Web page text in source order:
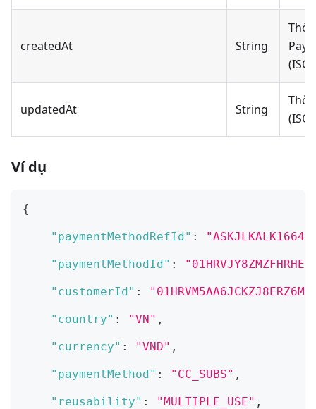
createdAt String
Thời
(ISO
updatedAt String
Thời
(ISO
Ví dụ
{
"paymentMethodRefId" :
"paymentMethodId" :
"customerId" :
"country" : "VN" ,
"currency" : "VND" ,
"paymentMethod" : "CC_SUBS" ,
"reusability" : "MULTIPLE_USE" ,